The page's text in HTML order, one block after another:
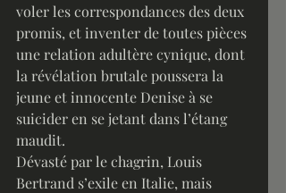
voler les correspondances des deux
promis, et inventer de toutes pièces
une relation adultère cynique, dont
la révélation brutale poussera la
jeune et innocente Denise à se
suicider en se jetant dans l’étang
maudit.
Dévasté par le chagrin, Louis
Bertrand s’exile en Italie, mais